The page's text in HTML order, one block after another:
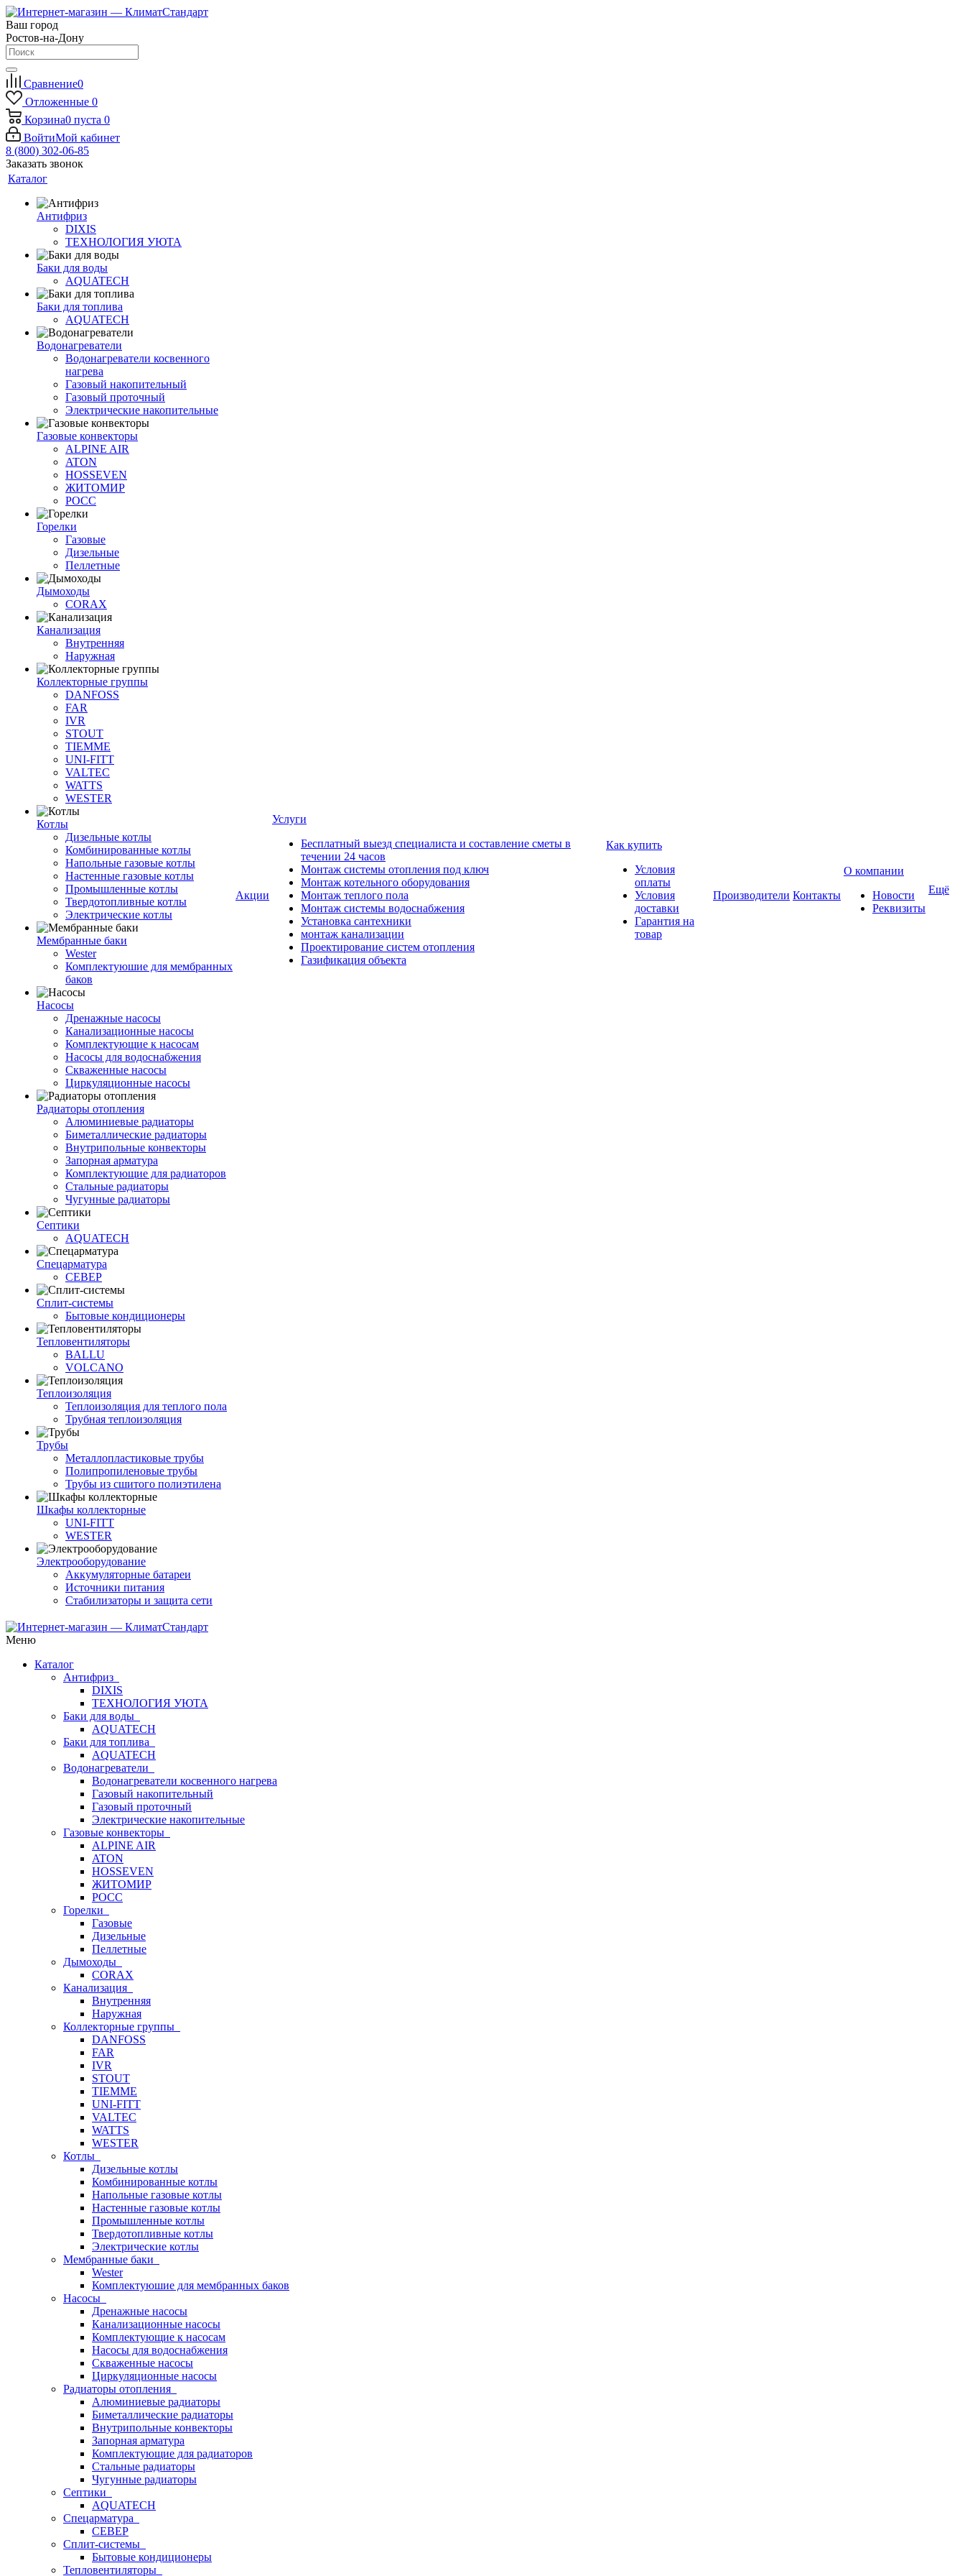
Ваш город
Ростов-на-Дону
Сравнение0
Отложенные 0
Корзина0 пуста 0
ВойтиМой кабинет
8 (800) 302-06-85
Заказать звонок
Каталог
Антифриз
DIXIS
ТЕХНОЛОГИЯ УЮТА
Баки для воды
AQUATECH
Баки для топлива
AQUATECH
Водонагреватели
Водонагреватели косвенного
нагрева
Газовый накопительный
Газовый проточный
Электрические накопительные
Газовые конвекторы
ALPINE AIR
ATON
HOSSEVEN
ЖИТОМИР
РОСС
Горелки
Газовые
Дизельные
Пеллетные
Дымоходы
CORAX
Канализация
Внутренняя
Наружная
Коллекторные группы
DANFOSS
FAR
IVR
STOUT
TIEMME
UNI-FITT
VALTEC
WATTS
WESTER
Котлы
Дизельные котлы
Комбинированные котлы
Напольные газовые котлы
Настенные газовые котлы
Промышленные котлы
Твердотопливные котлы
Электрические котлы
Мембранные баки
Wester
Комплектуюшие для мембранных
баков
Насосы
Дренажные насосы
Канализационные насосы
Комплектующие к насосам
Насосы для водоснабжения
Скваженные насосы
Циркуляционные насосы
Радиаторы отопления
Алюминиевые радиаторы
Биметаллические радиаторы
Внутрипольные конвекторы
Запорная арматура
Комплектующие для радиаторов
Стальные радиаторы
Чугунные радиаторы
Септики
AQUATECH
Спецарматура
СЕВЕР
Сплит-системы
Бытовые кондиционеры
Тепловентиляторы
BALLU
VOLCANO
Теплоизоляция
Теплоизоляция для теплого пола
Трубная теплоизоляция
Трубы
Металлопластиковые трубы
Полипропиленовые трубы
Трубы из сшитого полиэтилена
Шкафы коллекторные
UNI-FITT
WESTER
Электрооборудование
Аккумуляторные батареи
Источники питания
Стабилизаторы и защита сети
Акции
Услуги
Бесплатный выезд специалиста и составление сметы в
течении 24 часов
Монтаж системы отопления под ключ
Монтаж котельного оборудования
Монтаж теплого пола
Монтаж системы водоснабжения
Установка сантехники
монтаж канализации
Проектирование систем отопления
Газификация объекта
Как купить
Условия
оплаты
Условия
доставки
Гарантия на
товар
Производители Контакты
О компании
Новости
Реквизиты
Ещё
Меню
Каталог
Антифриз
DIXIS
ТЕХНОЛОГИЯ УЮТА
Баки для воды
AQUATECH
Баки для топлива
AQUATECH
Водонагреватели
Водонагреватели косвенного нагрева
Газовый накопительный
Газовый проточный
Электрические накопительные
Газовые конвекторы
ALPINE AIR
ATON
HOSSEVEN
ЖИТОМИР
РОСС
Горелки
Газовые
Дизельные
Пеллетные
Дымоходы
CORAX
Канализация
Внутренняя
Наружная
Коллекторные группы
DANFOSS
FAR
IVR
STOUT
TIEMME
UNI-FITT
VALTEC
WATTS
WESTER
Котлы
Дизельные котлы
Комбинированные котлы
Напольные газовые котлы
Настенные газовые котлы
Промышленные котлы
Твердотопливные котлы
Электрические котлы
Мембранные баки
Wester
Комплектуюшие для мембранных баков
Насосы
Дренажные насосы
Канализационные насосы
Комплектующие к насосам
Насосы для водоснабжения
Скваженные насосы
Циркуляционные насосы
Радиаторы отопления
Алюминиевые радиаторы
Биметаллические радиаторы
Внутрипольные конвекторы
Запорная арматура
Комплектующие для радиаторов
Стальные радиаторы
Чугунные радиаторы
Септики
AQUATECH
Спецарматура
СЕВЕР
Сплит-системы
Бытовые кондиционеры
Тепловентиляторы